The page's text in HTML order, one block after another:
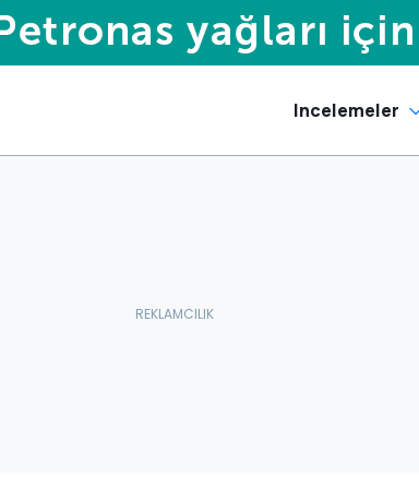
Incelemeler